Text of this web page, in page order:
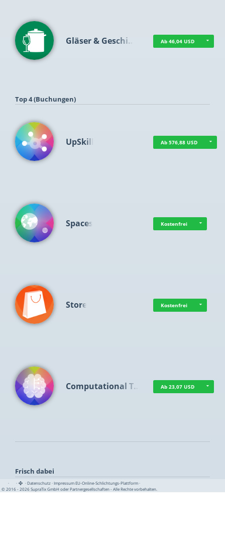
Gläser & Geschi… Ab 46,04 USD
Top 4 (Buchungen)
UpSkill Ab 576,88 USD
Spaces Kostenfrei
Store Kostenfrei
Computational T… Ab 23,07 USD
Frisch dabei
· · ·Datenschutz·Impressum EU-Online-Schlichtungs-Plattform·
© 2016 - 2026 SupraTix GmbH oder Partnergesellschaften - Alle Rechte vorbehalten.